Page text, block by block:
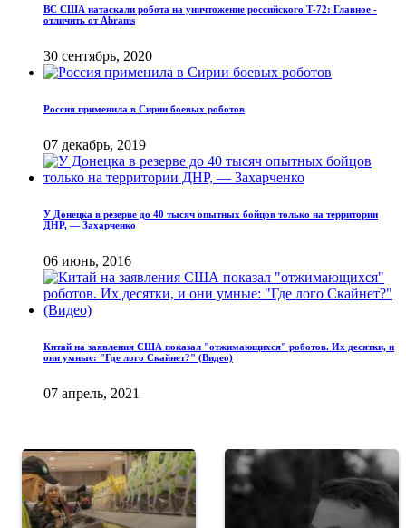
ВС США натаскали робота на уничтожение российского Т-72: Главное -
отличить от Abrams
30 сентябрь, 2020
Россия применила в Сирии боевых роботов
07 декабрь, 2019
У Донецка в резерве до 40 тысяч опытных бойцов только на территории
ДНР, — Захарченко
06 июнь, 2016
Китай на заявления США показал "отжимающихся" роботов. Их десятки, и
они умные: "Где лого Скайнет?" (Видео)
07 апрель, 2021